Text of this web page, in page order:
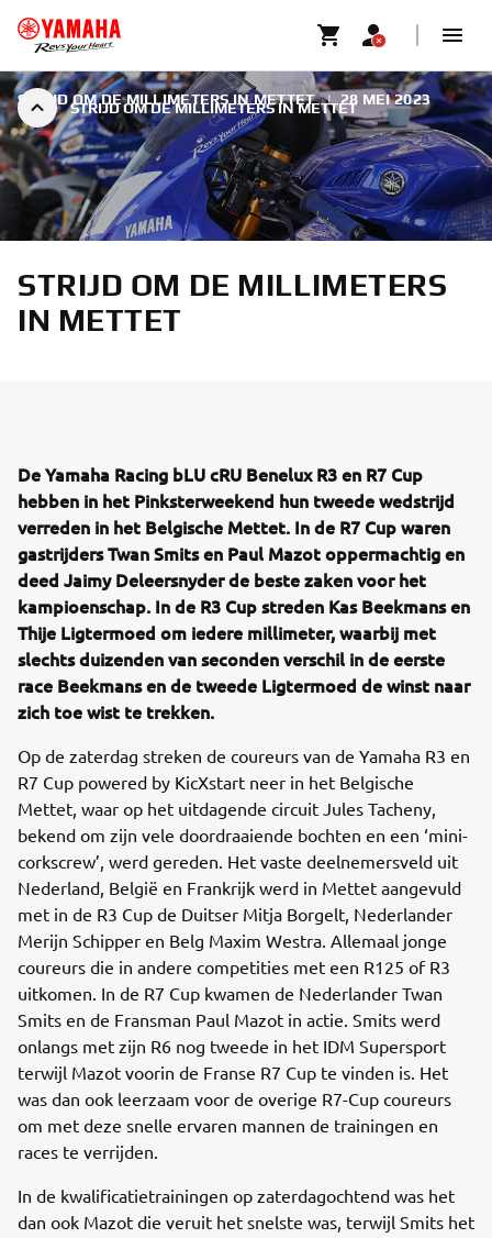
STRIJD OM DE MILLIMETERS IN METTET
STRIJD OM DE MILLIMETERS IN METTET | 28 MEI 2023
STRIJD OM DE MILLIMETERS
IN METTET
De Yamaha Racing bLU cRU Benelux R3 en R7 Cup
hebben in het Pinksterweekend hun tweede wedstrijd
verreden in het Belgische Mettet. In de R7 Cup waren
gastrijders Twan Smits en Paul Mazot oppermachtig en
deed Jaimy Deleersnyder de beste zaken voor het
kampioenschap. In de R3 Cup streden Kas Beekmans en
Thije Ligtermoed om iedere millimeter, waarbij met
slechts duizenden van seconden verschil in de eerste
race Beekmans en de tweede Ligtermoed de winst naar
zich toe wist te trekken.
Op de zaterdag streken de coureurs van de Yamaha R3 en
R7 Cup powered by KicXstart neer in het Belgische
Mettet, waar op het uitdagende circuit Jules Tacheny,
bekend om zijn vele doordraaiende bochten en een ‘mini-
corkscrew’, werd gereden. Het vaste deelnemersveld uit
Nederland, België en Frankrijk werd in Mettet aangevuld
met in de R3 Cup de Duitser Mitja Borgelt, Nederlander
Merijn Schipper en Belg Maxim Westra. Allemaal jonge
coureurs die in andere competities met een R125 of R3
uitkomen. In de R7 Cup kwamen de Nederlander Twan
Smits en de Fransman Paul Mazot in actie. Smits werd
onlangs met zijn R6 nog tweede in het IDM Supersport
terwijl Mazot voorin de Franse R7 Cup te vinden is. Het
was dan ook leerzaam voor de overige R7-Cup coureurs
om met deze snelle ervaren mannen de trainingen en
races te verrijden.
In de kwalificatietrainingen op zaterdagochtend was het
dan ook Mazot die veruit het snelste was, terwijl Smits het